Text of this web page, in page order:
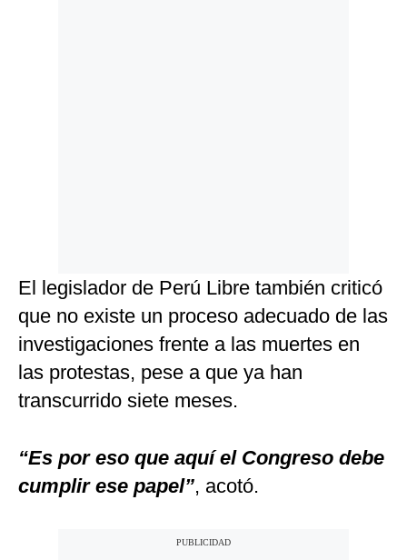
El legislador de Perú Libre también criticó
que no existe un proceso adecuado de las
investigaciones frente a las muertes en
las protestas, pese a que ya han
transcurrido siete meses.
“Es por eso que aquí el Congreso debe
cumplir ese papel”, acotó.